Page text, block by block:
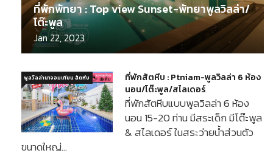
ที่พักพัทยา : Top view Sunset-พัทยาพูลวิลล่า/
โต๊ะพูล
Jan 22, 2023
ที่พักสัตหีบ : Ptniam-พูลวิลล่า 6 ห้อง
นอน/โต๊ะพูล/สไลเดอร์
ที่พักสัตหีบแบบพูลวิลล่า 6 ห้อง
นอน 15-20 ท่าน มีสระเด็ก มีโต๊ะพูล
& สไลเดอร์ ในสระว่ายน้ำส่วนตัว
ขนาดใหญ่…
พูลวิลล่านาจอมเทียน สัตหีบ